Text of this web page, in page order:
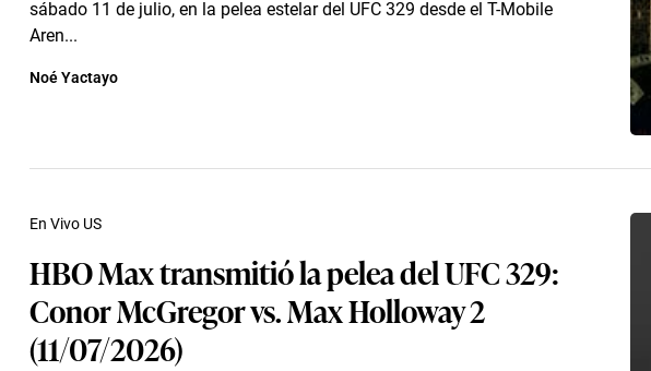
sábado 11 de julio, en la pelea estelar del UFC 329 desde el T-Mobile
Aren...
Noé Yactayo
HBO Max transmitió la pelea del UFC 329:
Conor McGregor vs. Max Holloway 2
(11/07/2026)
En Vivo US